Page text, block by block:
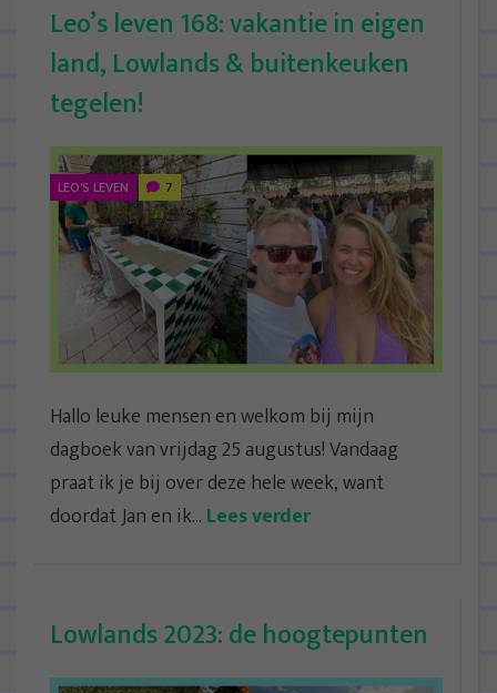
Leo’s leven 168: vakantie in eigen
land, Lowlands & buitenkeuken
tegelen!
LEO'S LEVEN 7
Hallo leuke mensen en welkom bij mijn
dagboek van vrijdag 25 augustus! Vandaag
praat ik je bij over deze hele week, want
doordat Jan en ik... Lees verder
Lowlands 2023: de hoogtepunten